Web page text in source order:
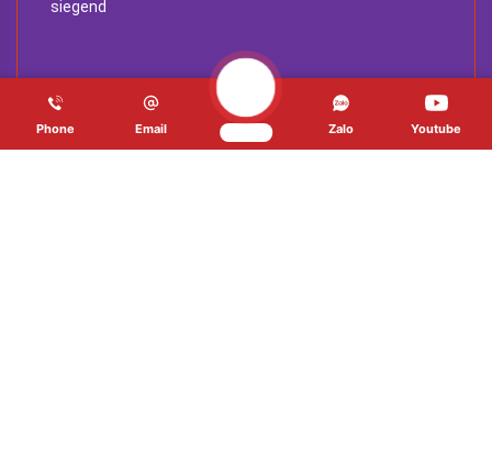
LÀM SẠCH VÀ BẢO TRÌ
Phone Email Zalo Youtube